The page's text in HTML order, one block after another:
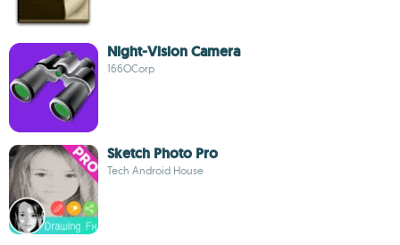
Night-Vision Camera
166OCorp
Sketch Photo Pro
Tech Android House